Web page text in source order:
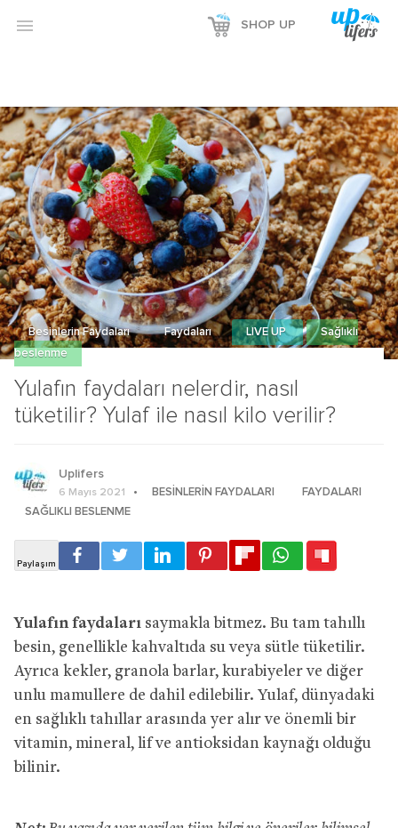
Reklamı Göster
Reklamı Gizle
 SHOP UP
Yulafın faydaları nelerdir, nasıl
tüketilir? Yulaf ile nasıl kilo verilir?
Besinlerin Faydaları Faydaları LIVE UP
Sağlıklı
beslenme
Uplifers
6 Mayıs 2021 BESINLERIN FAYDALARI
FAYDALARI
SAĞLIKLI BESLENME
Yulafın faydaları saymakla bitmez. Bu tam tahıllı
besin, genellikle kahvaltıda su veya sütle tüketilir.
Ayrıca kekler, granola barlar, kurabiyeler ve diğer
unlu mamullere de dahil edilebilir. Yulaf, dünyadaki
en sağlıklı tahıllar arasında yer alır ve önemli bir
vitamin, mineral, lif ve antioksidan kaynağı olduğu
bilinir.